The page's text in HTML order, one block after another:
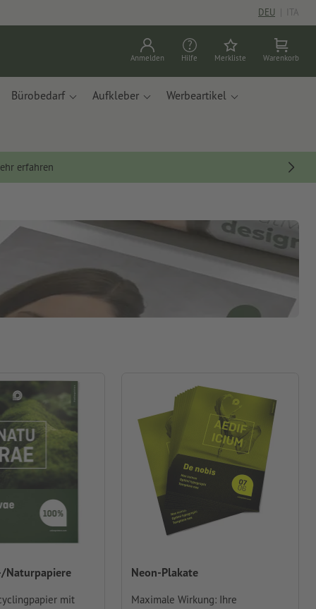
DEU | ITA
Anmelden Hilfe Merkliste Warenkorb
Bürobedarf Aufkleber Werbeartikel
erfahren
Naturpapiere
mit
Neon-Plakate
Maximale Wirkung: Ihre